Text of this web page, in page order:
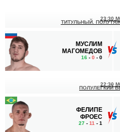
МУСЛИМ
МАГОМЕДОВ
16 - 0 - 0
23:30
ТИТУЛЬНЫЙ.
ФЕЛИПЕ
ФРОЕС
27 - 11 - 1
22:30
ПОЛУЛЕГКИЙ